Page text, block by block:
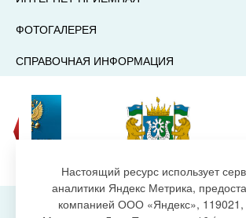
ФОТОГАЛЕРЕЯ
СПРАВОЧНАЯ ИНФОРМАЦИЯ
Настоящий ресурс использует
аналитики Яндекс Метрика,
компанией ООО «Яндекс», 119021,